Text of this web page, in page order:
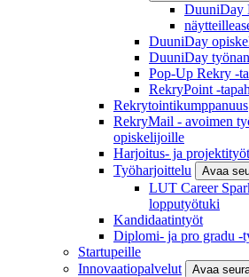
DuuniDay
DuuniDay
DuuniDay
Pop-Up Rekry -
RekryPoint -
Rekrytointikumppanuus
RekryMail - avoimen
opiskelijoille
Harjoitus- ja projektityöt
Työharjoittelu
Avaa
LUT Career
lopputyötuki
Kandidaatintyöt
Diplomi- ja pro gradu -
Startupeille
Innovaatiopalvelut
Avaa